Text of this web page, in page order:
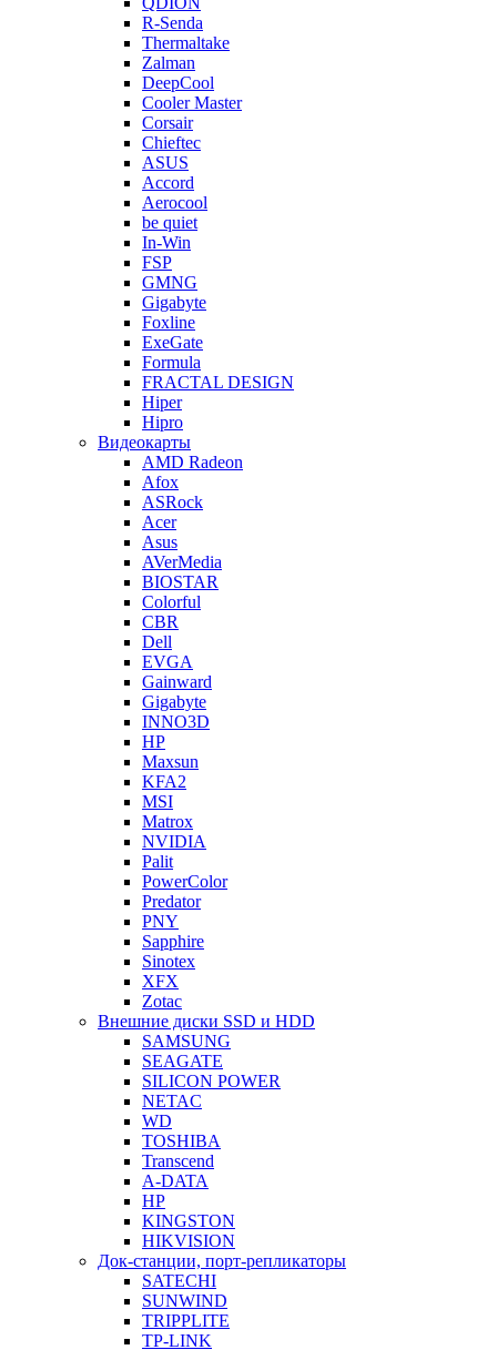
R-Senda
Thermaltake
Zalman
DeepCool
Cooler Master
Corsair
Chieftec
ASUS
Accord
Aerocool
be quiet
In-Win
FSP
GMNG
Gigabyte
Foxline
ExeGate
Formula
FRACTAL DESIGN
Hiper
Hipro
Видеокарты
AMD Radeon
Afox
ASRock
Acer
Asus
AVerMedia
BIOSTAR
Colorful
CBR
Dell
EVGA
Gainward
Gigabyte
INNO3D
HP
Maxsun
KFA2
MSI
Matrox
NVIDIA
Palit
PowerColor
Predator
PNY
Sapphire
Sinotex
XFX
Zotac
Внешние диски SSD и HDD
SAMSUNG
SEAGATE
SILICON POWER
NETAC
WD
TOSHIBA
Transcend
A-DATA
HP
KINGSTON
HIKVISION
Док-станции, порт-репликаторы
SATECHI
SUNWIND
TRIPPLITE
TP-LINK